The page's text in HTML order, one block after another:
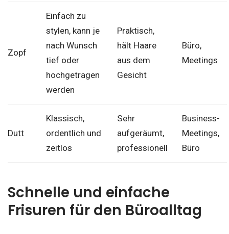
Zopf
Einfach zu
stylen, kann je
nach Wunsch
tief oder
hochgetragen
werden
Praktisch,
hält Haare
aus dem
Gesicht
Büro,
Meetings
Dutt
Klassisch,
ordentlich und
zeitlos
Sehr
aufgeräumt,
professionell
Business-
Meetings,
Büro
Schnelle und einfache
Frisuren für den Büroalltag